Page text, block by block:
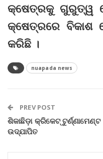
କ୍ଷେତ୍ରକୁ ଗୁରୁତ୍ୱ
କ୍ଷେତ୍ରରେ ବିକାଶ
କରିଛି ।
nuapada news
PREV POST
ଶିକାଛିଡ଼ା କ୍ରିକେଟ୍ ଟୁର୍ଣ୍ଣାମେଣ୍ଟ
ଉଦ୍‌ଯାପିତ